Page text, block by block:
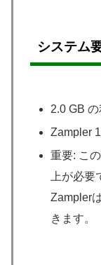
システム
2.0 GB
Zampler
重要: こ
上が必要
Zampler
きます。